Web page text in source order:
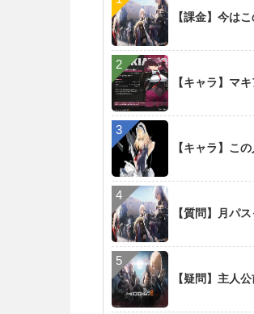
【課金】今は
【キャラ】マ
【キャラ】こ
【質問】月パ
【疑問】主人